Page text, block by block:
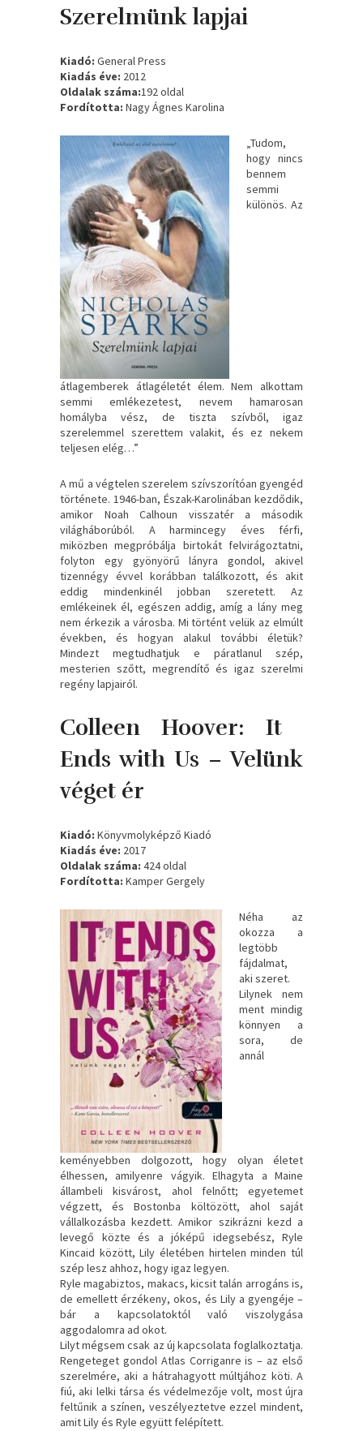
Szerelmünk ​lapjai
Kiadó: General Press
Kiadás éve: 2012
Oldalak száma:192 oldal
Fordította: Nagy Ágnes Karolina
„Tudom,
hogy nincs
bennem
semmi
különös. Az
átlagemberek átlagéletét élem. Nem alkottam
semmi emlékezetest, nevem hamarosan
homályba vész, de tiszta szívből, igaz
szerelemmel szerettem valakit, és ez nekem
teljesen elég…”
A mű a végtelen szerelem szívszorítóan gyengéd
története. 1946-ban, Észak-Karolinában kezdődik,
amikor Noah Calhoun visszatér a második
világháborúból. A harmincegy éves férfi,
miközben megpróbálja birtokát felvirágoztatni,
folyton egy gyönyörű lányra gondol, akivel
tizennégy évvel korábban találkozott, és akit
eddig mindenkinél jobban szeretett. Az
emlékeinek él, egészen addig, amíg a lány meg
nem érkezik a városba. Mi történt velük az elmúlt
években, és hogyan alakul további életük?
Mindezt megtudhatjuk e páratlanul szép,
mesterien szőtt, megrendítő és igaz szerelmi
regény lapjairól.
Colleen Hoover: It ​
Ends with Us – Velünk
véget ér
Kiadó: Könyvmolyképző Kiadó
Kiadás éve: 2017
Oldalak száma: 424 oldal
Fordította: Kamper Gergely
Néha ​az
okozza a
legtöbb
fájdalmat,
aki szeret.
Lilynek nem
ment mindig
könnyen a
sora, de
annál
keményebben dolgozott, hogy olyan életet
élhessen, amilyenre vágyik. Elhagyta a Maine
állambeli kisvárost, ahol felnőtt; egyetemet
végzett, és Bostonba költözött, ahol saját
vállalkozásba kezdett. Amikor szikrázni kezd a
levegő közte és a jóképű idegsebész, Ryle
Kincaid között, Lily életében hirtelen minden túl
szép lesz ahhoz, hogy igaz legyen.
Ryle magabiztos, makacs, kicsit talán arrogáns is,
de emellett érzékeny, okos, és Lily a gyengéje –
bár a kapcsolatoktól való viszolygása
aggodalomra ad okot.
Lilyt mégsem csak az új kapcsolata foglalkoztatja.
Rengeteget gondol Atlas Corriganre is – az első
szerelmére, aki a hátrahagyott múltjához köti. A
fiú, aki lelki társa és védelmezője volt, most újra
feltűnik a színen, veszélyeztetve ezzel mindent,
amit Lily és Ryle együtt felépített.